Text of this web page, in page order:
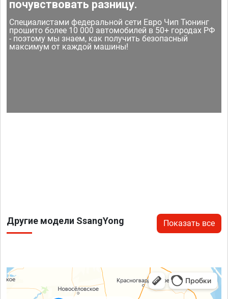
почувствовать разницу.
Специалистами федеральной сети Евро Чип Тюнинг
прошито более 10 000 автомобилей в 50+ городах РФ
- поэтому мы знаем, как получить безопасный
максимум от каждой машины!
Другие модели SsangYong Показать все